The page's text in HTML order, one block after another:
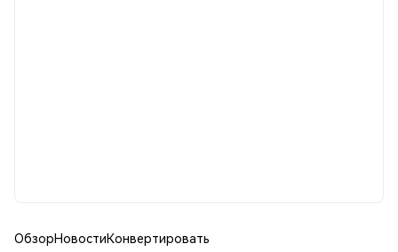
ОбзорНовостиКонвертировать